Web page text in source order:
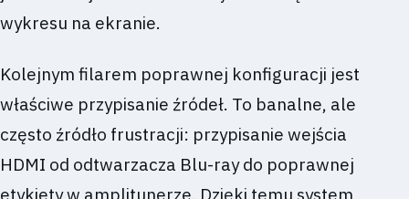
wykresu na ekranie.
Kolejnym filarem poprawnej konfiguracji jest
właściwe przypisanie źródeł. To banalne, ale
często źródło frustracji: przypisanie wejścia
HDMI od odtwarzacza Blu-ray do poprawnej
etykiety w amplitunerze. Dzięki temu system